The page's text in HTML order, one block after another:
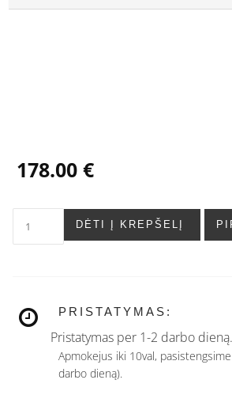
178.00 €
DĖTI Į KREPŠELĮ
PRISTATYMAS:
Pristatymas per 1-2 darbo dieną.
Apmokejus iki 10val,
darbo dieną).